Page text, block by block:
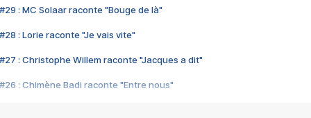
#29 : MC Solaar raconte "Bouge de là"
#28 : Lorie raconte "Je vais vite"
#27 : Christophe Willem raconte "Jacques a dit"
#26 : Chimène Badi raconte "Entre nous"